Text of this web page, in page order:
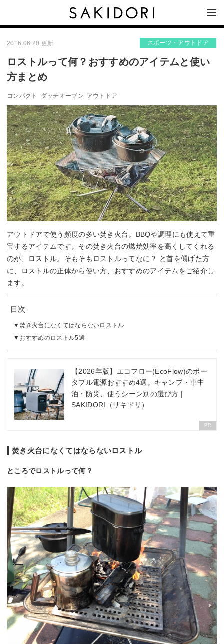
2016.06.20 更新 スポーツ・アウトドア
ロストルって何？おすすめのアイテムと使い
方まとめ
コンパクト ダッチオーブン アウトドア
アウトドアで使う頻度の多い焚き火台。BBQや調理にも使えて重
宝するアイテムです。その焚き火台の燃焼効率を高くしてくれる
のが、ロストル。そもそもロストルってなに？ と首を傾げた方
に、ロストルの正体から使い方、おすすめのアイテムをご紹介し
ます。
目次
焚き火台になくてはならないロストル
おすすめのロストル5選
【2026年版】エコフロー(EcoFlow)のポー
タブル電源おすすめ4選。キャンプ・車中
泊・防災、使うシーン別の選び方 |
SAKIDORI（サキドリ）
PR
焚き火台になくてはならないロストル
ところでロストルって何？